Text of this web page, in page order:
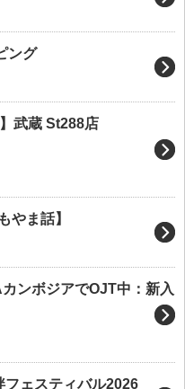
ング
】武蔵 St288店
やま話】
ンボジアでOJT中：新入
フェスティバル2026